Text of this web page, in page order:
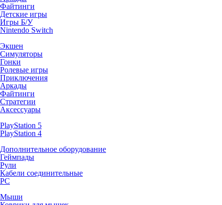
Файтинги
Детские игры
Игры Б/У
Nintendo Switch
Экшен
Симуляторы
Гонки
Ролевые игры
Приключения
Аркады
Файтинги
Стратегии
Аксессуары
PlayStation 5
PlayStation 4
Дополнительное оборудование
Геймпады
Рули
Кабели соединительные
PC
Мыши